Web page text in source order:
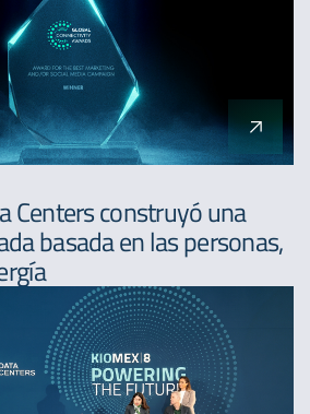
Centers construyó una
basada en las personas,